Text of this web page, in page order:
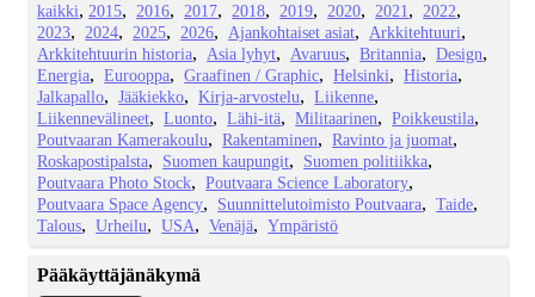
kaikki 2015 2016 2017 2018 2019 2020 2021
2022
2023
2024 2025 2026 Ajankohtaiset asiat
Arkkitehtuuri
Arkkitehtuurin historia
Asia lyhyt Avaruus Britannia
Design
Energia
Eurooppa Graafinen / Graphic Helsinki
Historia
Jalkapallo
Jääkiekko Kirja-arvostelu
Liikenne
Liikennevälineet
Luonto Lähi-itä Militaarinen
Poikkeustila
Poutvaaran Kamerakoulu
Rakentaminen
Ravinto ja juomat
Roskapostipalsta
Suomen kaupungit
Suomen politiikka
Poutvaara Photo Stock
Poutvaara Science Laboratory
Poutvaara Space Agency
Suunnittelutoimisto Poutvaara
Taide
Talous
Urheilu USA Venäjä Ympäristö
Pääkäyttäjänäkymä